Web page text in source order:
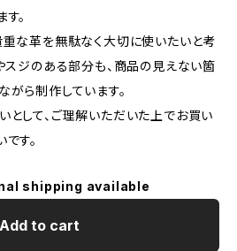
。
重な革を無駄なく大切に使いたいと考
スジのある部分も、商品の見えない箇
ら制作しています。
して、ご理解いただいた上でお買い
す。
shipping available
Add to cart